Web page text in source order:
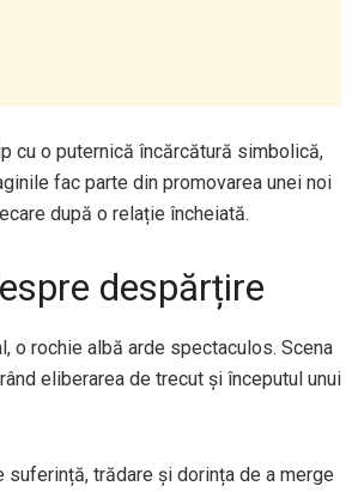
cu o puternică încărcătură simbolică,
fac parte din promovarea unei noi
după o relație încheiată.
despărțire
o rochie albă arde spectaculos. Scena
eliberarea de trecut și începutul unui
trădare și dorința de a merge